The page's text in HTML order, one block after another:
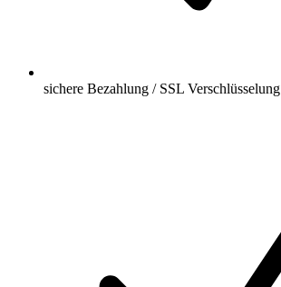
sichere Bezahlung / SSL Verschlüsselung